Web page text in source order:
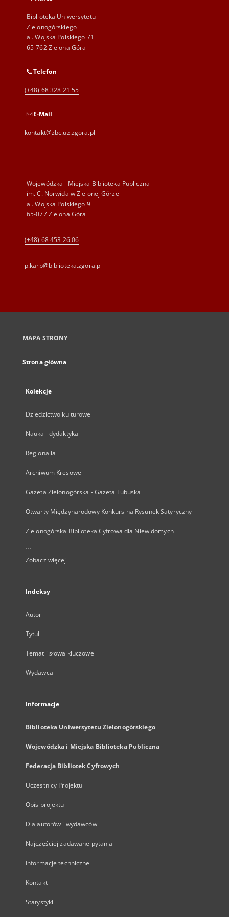
Biblioteka Uniwersytetu
Zielonogórskiego
al. Wojska Polskiego 71
65-762 Zielona Góra
Telefon
(+48) 68 328 21 55
E-Mail
kontakt@zbc.uz.zgora.pl
Wojewódzka i Miejska Biblioteka Publiczna
im. C. Norwida w Zielonej Górze
al. Wojska Polskiego 9
65-077 Zielona Góra
(+48) 68 453 26 06
p.karp@biblioteka.zgora.pl
MAPA STRONY
Strona główna
Kolekcje
Dziedzictwo kulturowe
Nauka i dydaktyka
Regionalia
Archiwum Kresowe
Gazeta Zielonogórska - Gazeta Lubuska
Otwarty Międzynarodowy Konkurs na Rysunek Satyryczny
Zielonogórska Biblioteka Cyfrowa dla Niewidomych
...
Zobacz więcej
Indeksy
Autor
Tytuł
Temat i słowa kluczowe
Wydawca
Informacje
Biblioteka Uniwersytetu Zielonogórskiego
Wojewódzka i Miejska Biblioteka Publiczna
Federacja Bibliotek Cyfrowych
Uczestnicy Projektu
Opis projektu
Dla autorów i wydawców
Najczęściej zadawane pytania
Informacje techniczne
Kontakt
Statystyki